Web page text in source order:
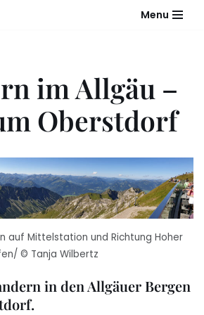
Menu
im Allgäu –
Oberstdorf
auf Mittelstation und Richtung Hoher
© Tanja Wilbertz
in den Allgäuer Bergen